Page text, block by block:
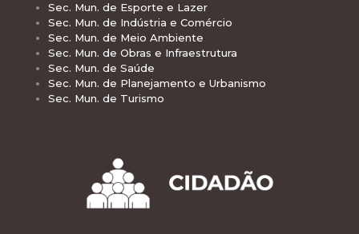
Sec. Mun. de Esporte e Lazer
Sec. Mun. de Indústria e Comércio
Sec. Mun. de Meio Ambiente
Sec. Mun. de Obras e Infraestrutura
Sec. Mun. de Saúde
Sec. Mun. de Planejamento e Urbanismo
Sec. Mun. de Turismo